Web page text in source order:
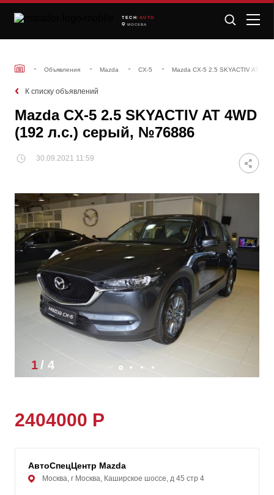
TECH /AUTO
МОСКВА
Объявления Mazda CX-5 Mazda CX-5 2.5 SKYACTIV AT
К списку объявлений
Mazda CX-5 2.5 SKYACTIV AT 4WD
(192 л.с.) серый, №76886
30.09.2021 11:59
1/ 4
2404000 Р
АвтоСпецЦентр Mazda
Москва, г Москва, Каширское шоссе, д 45 стр 4